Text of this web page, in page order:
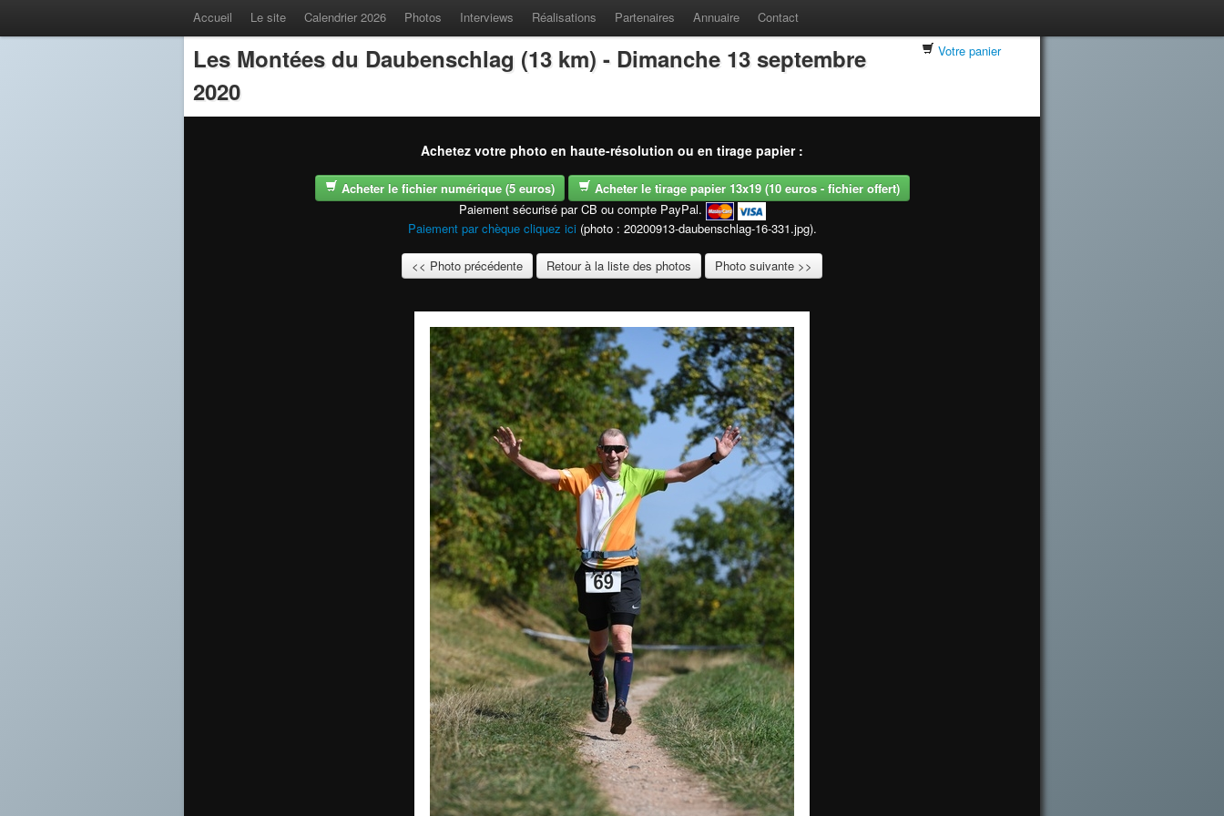
Accueil Le site Calendrier 2026 Photos Interviews Réalisations Partenaires Annuaire Contact
Les Montées du Daubenschlag (13 km) - Dimanche 13 septembre
2020
Votre panier
Achetez votre photo en haute-résolution ou en tirage papier :
Acheter le fichier numérique (5 euros)
Acheter le tirage papier 13x19 (10 euros - fichier offert)
Paiement sécurisé par CB ou compte PayPal.
Paiement par chèque cliquez ici (photo : 20200913-daubenschlag-16-331.jpg).
<< Photo précédente Retour à la liste des photos Photo suivante >>